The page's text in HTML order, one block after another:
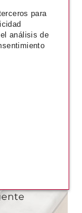
para
análisis de